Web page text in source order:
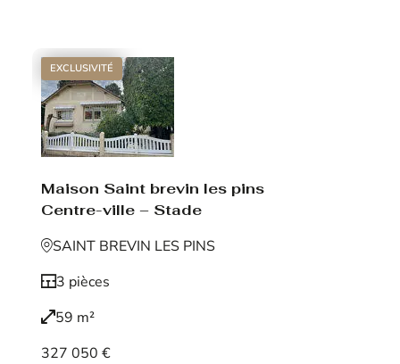
EXCLUSIVITÉ
Maison Saint brevin les pins
Centre-ville – Stade
SAINT BREVIN LES PINS
3 pièces
59 m²
327 050 €